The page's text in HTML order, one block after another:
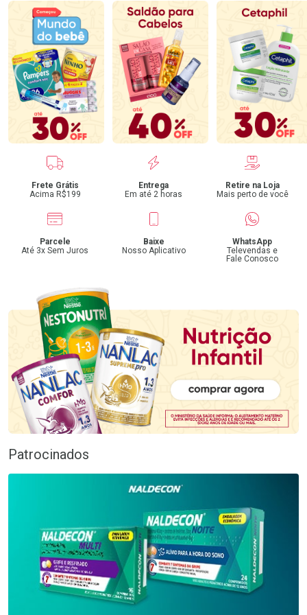
Benefícios
Frete Grátis
Acima R$199
Entrega
Em até 2 horas
Retire na Loja
Mais perto de você
Parcele
Até 3x Sem Juros
Baixe
Nosso Aplicativo
WhatsApp
Televendas e
Fale Conosco
Patrocinados